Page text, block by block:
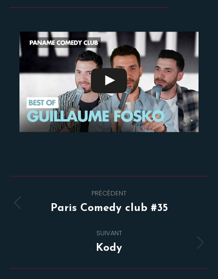
de
PRÉCÉDENT
Onglet
Paris Comedy club #35
SUIVANT
Projets
Kody